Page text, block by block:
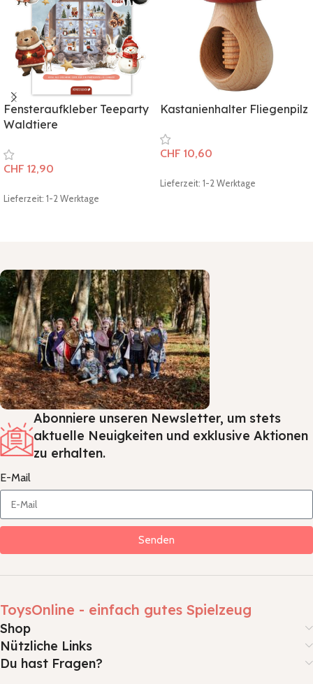
Fensteraufkleber Teeparty
Waldtiere
CHF 12,90
Lieferzeit: 1-2 Werktage
Kastanienhalter Fliegenpilz
CHF 10,60
Lieferzeit: 1-2 Werktage
Abonniere unseren Newsletter, um stets
aktuelle Neuigkeiten und exklusive Aktionen
zu erhalten.
E-Mail
Senden
ToysOnline - einfach gutes Spielzeug
Shop
Nützliche Links
Du hast Fragen?